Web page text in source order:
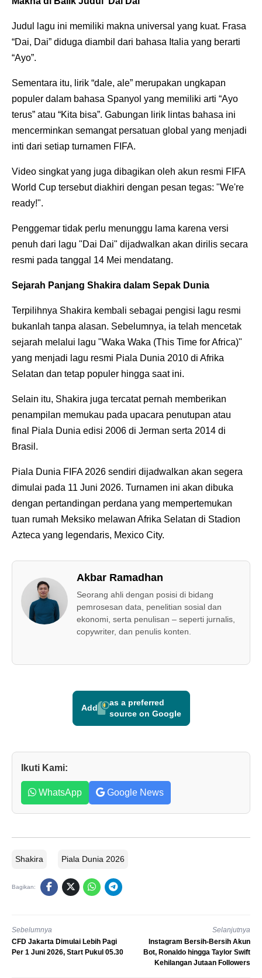
Judul lagu ini memiliki makna universal yang kuat. Frasa
“Dai, Dai” diduga diambil dari bahasa Italia yang berarti
“Ayo”.
Sementara itu, lirik “dale, ale” merupakan ungkapan
populer dalam bahasa Spanyol yang memiliki arti “Ayo
terus” atau “Kita bisa”. Gabungan lirik lintas bahasa ini
mencerminkan semangat persatuan global yang menjadi
inti dari setiap turnamen FIFA.
Video singkat yang juga dibagikan oleh akun resmi FIFA
World Cup tersebut diakhiri dengan pesan tegas: "We're
ready!".
Penggemar tidak perlu menunggu lama karena versi
penuh dari lagu "Dai Dai" dijadwalkan akan dirilis secara
resmi pada tanggal 14 Mei mendatang.
Sejarah Panjang Shakira dalam Sepak Dunia
Terpilihnya Shakira kembali sebagai pengisi lagu resmi
bukanlah tanpa alasan. Sebelumnya, ia telah mencetak
sejarah melalui lagu "Waka Waka (This Time for Africa)"
yang menjadi lagu resmi Piala Dunia 2010 di Afrika
Selatan dan tetap populer hingga saat ini.
Selain itu, Shakira juga tercatat pernah memberikan
penampilan memukau pada upacara penutupan atau
final Piala Dunia edisi 2006 di Jerman serta 2014 di
Brasil.
Piala Dunia FIFA 2026 sendiri dijadwalkan akan segera
dimulai pada 11 Juni 2026. Turnamen ini akan dibuka
dengan pertandingan perdana yang mempertemukan
tuan rumah Meksiko melawan Afrika Selatan di Stadion
Azteca yang legendaris, Mexico City.
Akbar Ramadhan
Seorang ahli dengan posisi di bidang
pemrosesan data, penelitian sosial dan
ekonomi, serta penulisan – seperti jurnalis,
copywriter, dan penulis konten.
Add
as a preferred
source on Google
Ikuti Kami:
WhatsApp Google News
Shakira Piala Dunia 2026
Bagikan:
Sebelumnya
CFD Jakarta Dimulai Lebih Pagi
Per 1 Juni 2026, Start Pukul 05.30
Selanjutnya
Instagram Bersih-Bersih Akun
Bot, Ronaldo hingga Taylor Swift
Kehilangan Jutaan Followers